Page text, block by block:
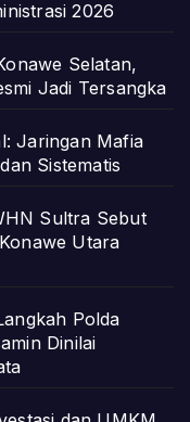
2026
Selatan,
Jadi Tersangka
Jaringan Mafia
Sistematis
Sultra Sebut
Utara
Polda
Dinilai